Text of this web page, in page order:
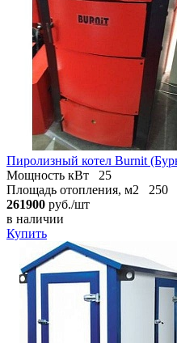
Пиролизный котел Burnit
Мощность кВт
25
Площадь отопления, м2
250
261900 руб./шт
в наличии
Купить